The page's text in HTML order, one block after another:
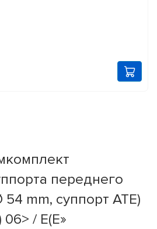
переднего
mm, суппорт ATE)
06> / E(E»